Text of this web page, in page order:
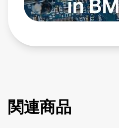
関連商品